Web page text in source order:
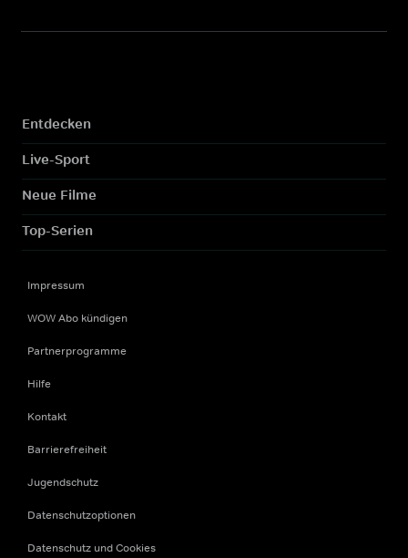
Entdecken
Live-Sport
Neue Filme
Top-Serien
Impressum
WOW Abo kündigen
Partnerprogramme
Hilfe
Kontakt
Barrierefreiheit
Jugendschutz
Datenschutzoptionen
Datenschutz und Cookies